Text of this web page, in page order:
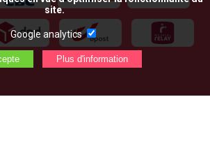
site.
Google analytics